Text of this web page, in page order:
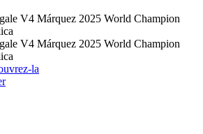
V4 Márquez 2025 World Champion
V4 Márquez 2025 World Champion
la